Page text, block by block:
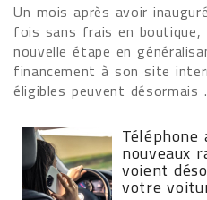
Un mois après avoir
fois sans frais en boutique,
nouvelle étape en
financement à son site
éligibles peuvent désormais
Téléphone
nouveaux
voient
votre